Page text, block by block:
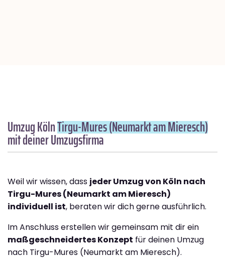
Umzug KölnTirgu-Mures (Neumarkt am Mieresch)
mit deiner Umzugsfirma
Weil wir wissen, dass jeder Umzug von Köln nach
Tirgu-Mures (Neumarkt am Mieresch)
individuell ist, beraten wir dich gerne ausführlich.
Im Anschluss erstellen wir gemeinsam mit dir ein
maßgeschneidertes Konzept für deinen Umzug
nach Tirgu-Mures (Neumarkt am Mieresch).